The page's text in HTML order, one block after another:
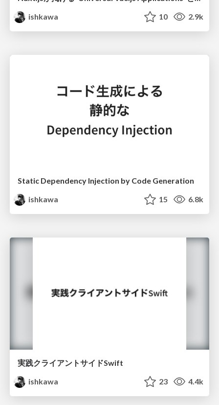
ishkawa
10 2.9k
Static Dependency Injection by Code Generation
ishkawa
15 6.8k
実践クライアントサイドSwift
ishkawa
23 4.4k